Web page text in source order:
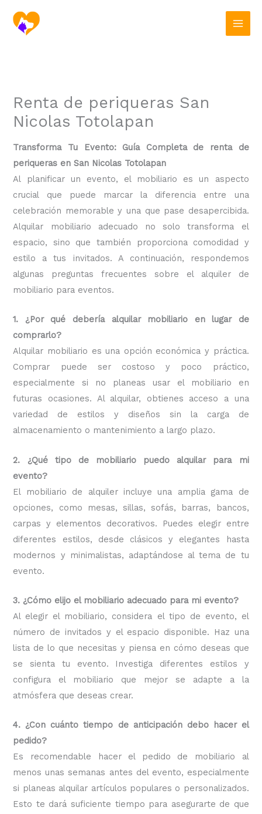
contenido
Renta de periqueras San
Nicolas Totolapan
Transforma Tu Evento: Guía Completa de renta de
periqueras en San Nicolas Totolapan
Al planificar un evento, el mobiliario es un aspecto
crucial que puede marcar la diferencia entre una
celebración memorable y una que pase desapercibida.
Alquilar mobiliario adecuado no solo transforma el
espacio, sino que también proporciona comodidad y
estilo a tus invitados. A continuación, respondemos
algunas preguntas frecuentes sobre el alquiler de
mobiliario para eventos.
1. ¿Por qué debería alquilar mobiliario en lugar de
comprarlo?
Alquilar mobiliario es una opción económica y práctica.
Comprar puede ser costoso y poco práctico,
especialmente si no planeas usar el mobiliario en
futuras ocasiones. Al alquilar, obtienes acceso a una
variedad de estilos y diseños sin la carga de
almacenamiento o mantenimiento a largo plazo.
2. ¿Qué tipo de mobiliario puedo alquilar para mi
evento?
El mobiliario de alquiler incluye una amplia gama de
opciones, como mesas, sillas, sofás, barras, bancos,
carpas y elementos decorativos. Puedes elegir entre
diferentes estilos, desde clásicos y elegantes hasta
modernos y minimalistas, adaptándose al tema de tu
evento.
3. ¿Cómo elijo el mobiliario adecuado para mi evento?
Al elegir el mobiliario, considera el tipo de evento, el
número de invitados y el espacio disponible. Haz una
lista de lo que necesitas y piensa en cómo deseas que
se sienta tu evento. Investiga diferentes estilos y
configura el mobiliario que mejor se adapte a la
atmósfera que deseas crear.
4. ¿Con cuánto tiempo de anticipación debo hacer el
pedido?
Es recomendable hacer el pedido de mobiliario al
menos unas semanas antes del evento, especialmente
si planeas alquilar artículos populares o personalizados.
Esto te dará suficiente tiempo para asegurarte de que